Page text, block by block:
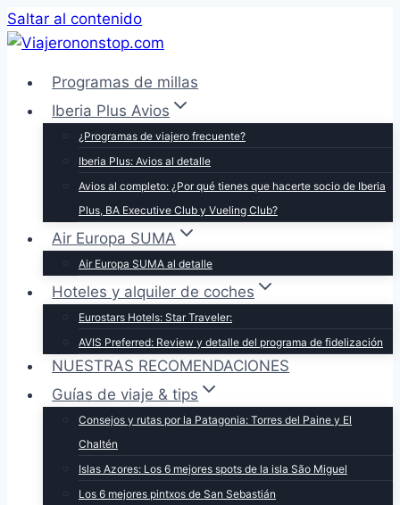
Saltar al contenido
Programas de millas
Iberia Plus Avios
¿Programas de viajero frecuente?
Iberia Plus: Avios al detalle
Avios al completo: ¿Por qué tienes que hacerte socio de Iberia
Plus, BA Executive Club y Vueling Club?
Air Europa SUMA
Air Europa SUMA al detalle
Hoteles y alquiler de coches
Eurostars Hotels: Star Traveler:
AVIS Preferred: Review y detalle del programa de fidelización
NUESTRAS RECOMENDACIONES
Guías de viaje & tips
Consejos y rutas por la Patagonia: Torres del Paine y El
Chaltén
Islas Azores: Los 6 mejores spots de la isla São Miguel
Los 6 mejores pintxos de San Sebastián